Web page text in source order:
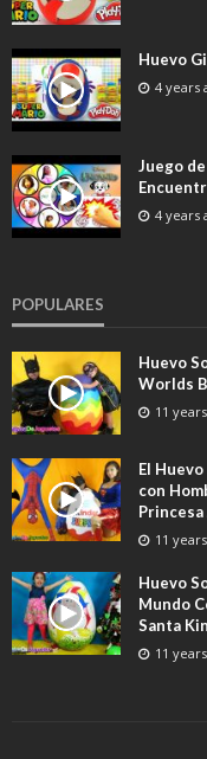
Huevo
4 years
Juego
4 years
POPULARES
Huevo
Worlds
11
El
con
Princesa
11
Huevo
Mundo
Santa
11